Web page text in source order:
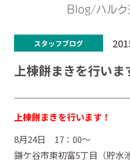
Blog/ハルク
スタッフブログ
上棟餅まきを行いま
上棟餅まきを行います！
8月24日 17：00～
鎌ケ谷市東初富5丁目（貯水